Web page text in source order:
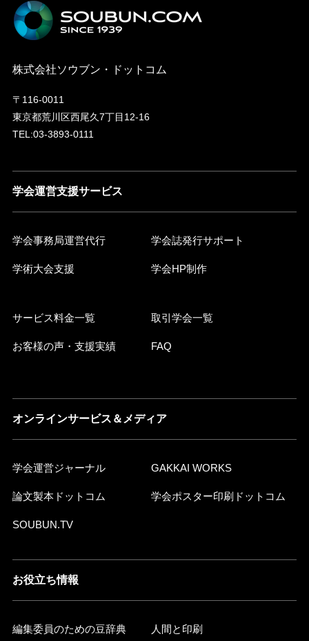
株式会社ソウブン・ドットコム
〒116-0011
東京都荒川区西尾久7丁目12-16
TEL:03-3893-0111
学会運営支援サービス
学会事務局運営代行 学会誌発行サポート
学術大会支援 学会HP制作
サービス料金一覧 取引学会一覧
お客様の声・支援実績 FAQ
オンラインサービス＆メディア
学会運営ジャーナル GAKKAI WORKS
論文製本ドットコム 学会ポスター印刷ドットコム
SOUBUN.TV
お役立ち情報
編集委員のための豆辞典 人間と印刷